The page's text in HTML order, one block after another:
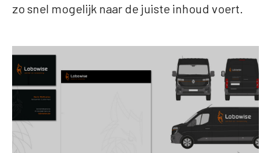
zo snel mogelijk naar de juiste inhoud voert.